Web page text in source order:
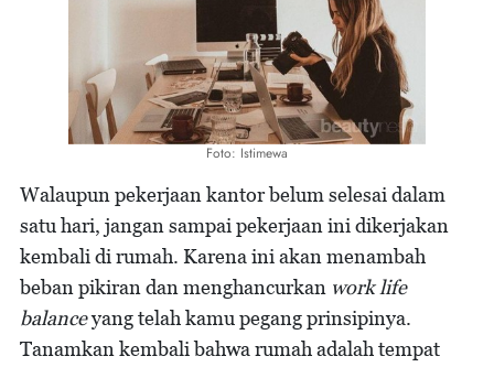
Foto: Istimewa
Walaupun pekerjaan kantor belum selesai dalam
satu hari, jangan sampai pekerjaan ini dikerjakan
kembali di rumah. Karena ini akan menambah
beban pikiran dan menghancurkan work life
balanceyang telah kamu pegang prinsipinya.
Tanamkan kembali bahwa rumah adalah tempat